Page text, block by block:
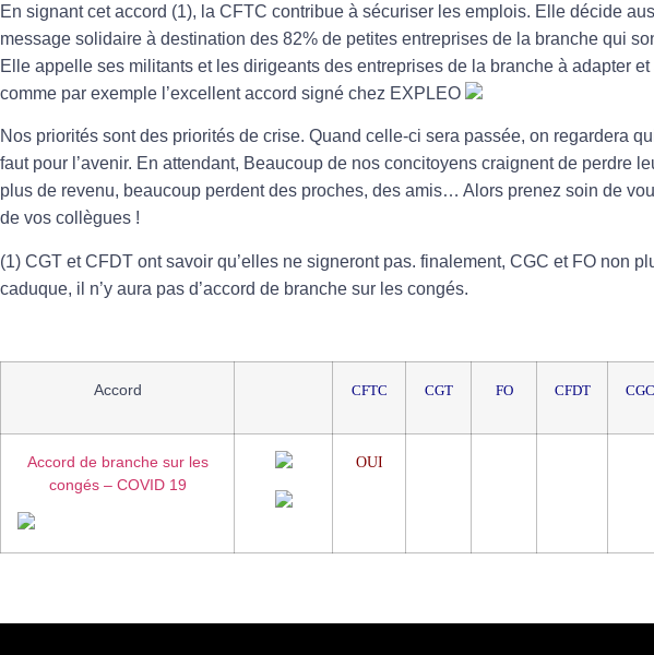
En signant cet accord (1), la CFTC contribue à sécuriser les emplois. Elle décide
message solidaire à destination des 82% de petites entreprises de la branche qui
Elle appelle ses militants et les dirigeants des entreprises de la branche à adapter
comme par exemple l’excellent accord signé chez EXPLEO
Nos priorités sont des priorités de crise. Quand celle-ci sera passée, on regardera
faut pour l’avenir. En attendant, Beaucoup de nos concitoyens craignent de perdre
plus de revenu, beaucoup perdent des proches, des amis… Alors prenez soin de
de vos collègues !
(1) CGT et CFDT ont savoir qu’elles ne signeront pas. finalement, CGC et FO non
caduque, il n’y aura pas d’accord de branche sur les congés.
Accord CFTC CGT FO CFDT CGC
Accord de branche sur les
congés – COVID 19
OUI